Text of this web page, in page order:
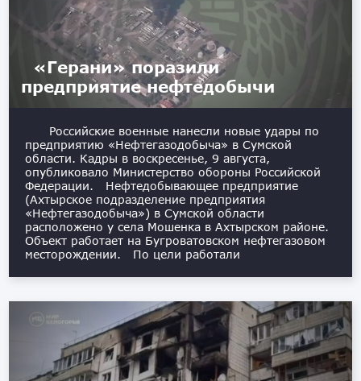
«Герани» поразили
предприятие нефтедобычи
Российские военные нанесли новые удары по
предприятию «Нефтегазодобыча» в Сумской
области. Кадры в воскресенье, 9 августа,
опубликовало Министерство обороны Российской
Федерации. Нефтедобывающее предприятие
(Ахтырское подразделение предприятия
«Нефтегазодобыча») в Сумской области
расположено у села Мошенка в Ахтырском районе.
Объект работает на Бугроватовском нефтегазовом
месторождении. По цели работали